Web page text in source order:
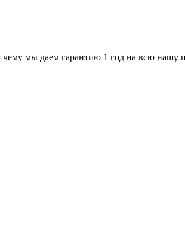
чему мы даем гарантию 1 год на всю нашу